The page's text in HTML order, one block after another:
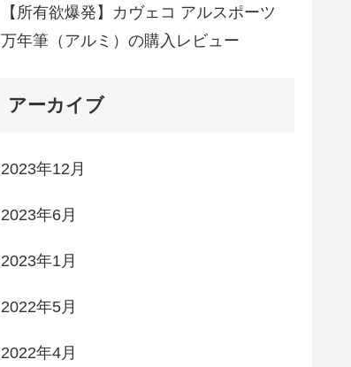
【所有欲爆発】カヴェコ アルスポーツ
万年筆（アルミ）の購入レビュー
アーカイブ
2023年12月
2023年6月
2023年1月
2022年5月
2022年4月